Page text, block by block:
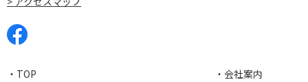
・TOP
・会社案内